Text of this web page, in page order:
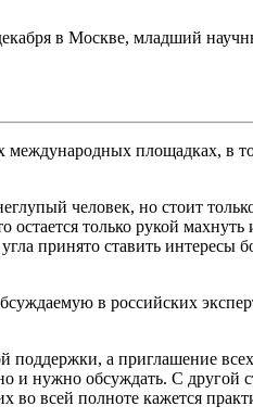
в Москве, младший
международных площадках, в
человек, но стоит
только рукой махнуть
принято ставить интересы
в российских
поддержки, а приглашение
и нужно обсуждать. С другой
во всей полноте кажется